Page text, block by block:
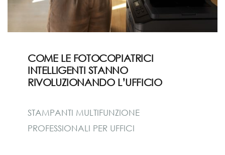
COME LE FOTOCOPIATRICI
INTELLIGENTI STANNO
RIVOLUZIONANDO L’UFFICIO
STAMPANTI MULTIFUNZIONE
PROFESSIONALI PER UFFICI